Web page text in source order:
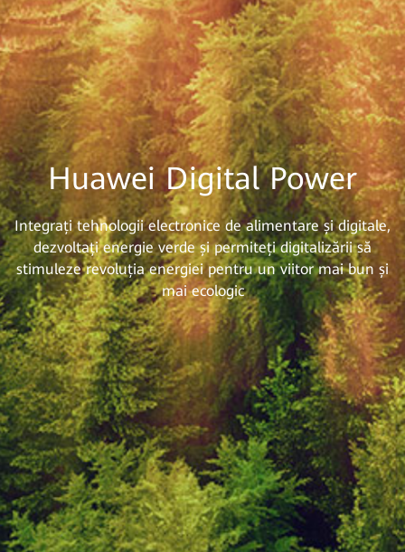
Huawei Digital Power
Integrați tehnologii electronice de alimentare și digitale,
dezvoltați energie verde și permiteți digitalizării să
stimuleze revoluția energiei pentru un viitor mai bun și
mai ecologic